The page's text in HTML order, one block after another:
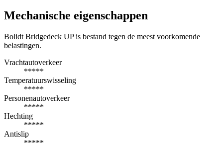
Mechanische eigenschappen
Bolidt Bridgedeck UP is bestand tegen de meest voorkomende
belastingen.
Vrachtautoverkeer
*****
Temperatuurswisseling
*****
Personenautoverkeer
*****
Hechting
*****
Antislip
*****